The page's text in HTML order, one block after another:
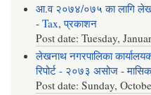
आ.व २०७४/०७५ का लागि
-Tax,प्रकाशन
Post date:Tuesday,
लेखनाथ नगरपालिका
रिपोर्ट - २०७३ असोज -
Post date:Sunday,